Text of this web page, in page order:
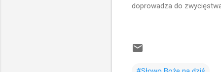
doprowadza do